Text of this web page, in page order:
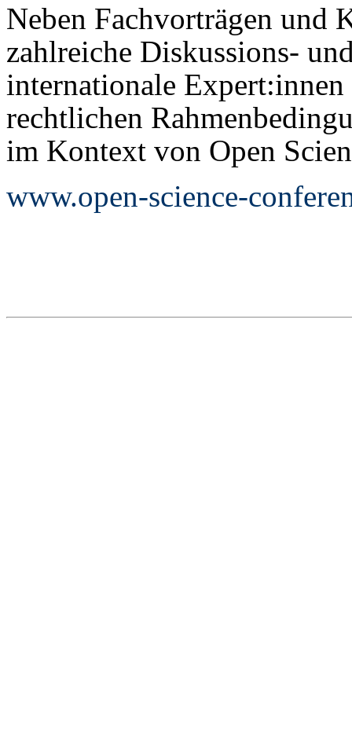
Neben Fachvorträgen und
zahlreiche Diskussions-
internationale
rechtlichen
im Kontext von Open
www.open-science-